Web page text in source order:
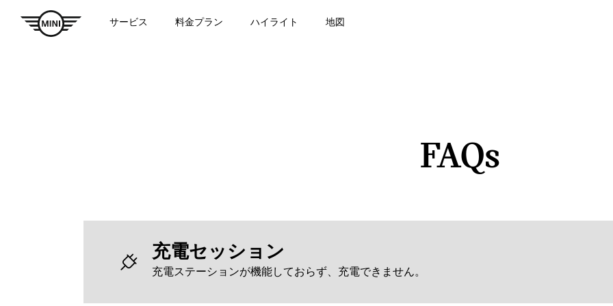
サービス 料金プラン ハイライト 地図
FAQs
充電セッション
充電ステーションが機能しておらず、充電できません。